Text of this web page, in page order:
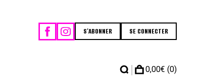
S'ABONNER SE CONNECTER
| 0,00€ (0)